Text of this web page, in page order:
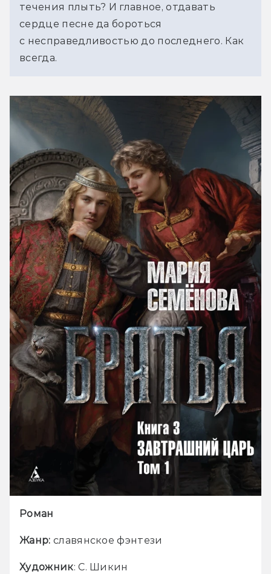
течения плыть? И главное, отдавать
сердце песне да бороться
с несправедливостью до последнего. Как
всегда.
Роман
Жанр: славянское фэнтези
Художник: С. Шикин